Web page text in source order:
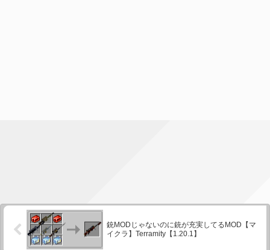
銃MODじゃないのに銃が充実してるMOD【マ
イクラ】Terramity【1.20.1】